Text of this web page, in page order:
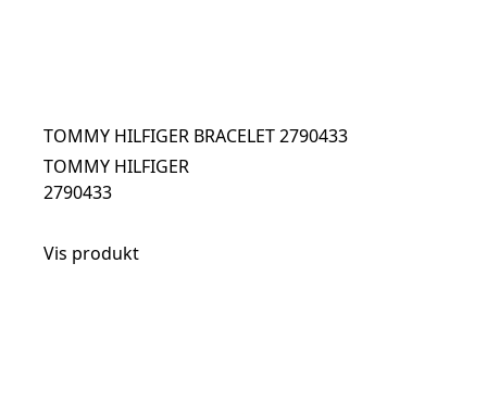
TOMMY HILFIGER BRACELET 2790433
TOMMY HILFIGER
2790433
Vis produkt